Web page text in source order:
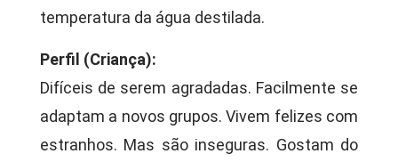
temperatura da água destilada.
Perfil (Criança):
Difíceis de serem agradadas. Facilmente se
adaptam a novos grupos. Vivem felizes com
estranhos. Mas são inseguras. Gostam do